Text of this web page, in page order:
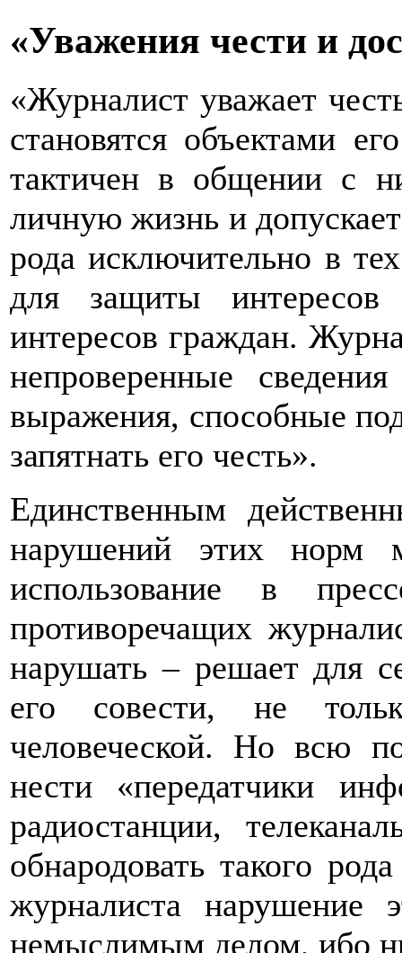
«Уважения чести и
«Журналист уважает
становятся объектами
тактичен в общении с
личную жизнь и
рода исключительно в
для защиты
интересов граждан.
непроверенные
выражения, способные
запятнать его честь».
Единственным
нарушений этих норм
использование в
противоречащих
нарушать – решает для
его совести, не
человеческой. Но всю
нести «передатчики
радиостанции,
обнародовать такого
журналиста нарушение
немыслимым делом, ибо